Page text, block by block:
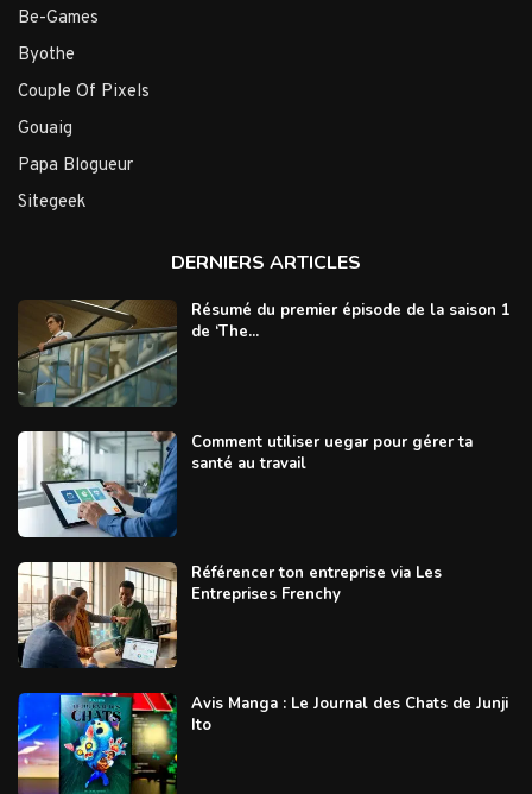
Be-Games
Byothe
Couple Of Pixels
Gouaig
Papa Blogueur
Sitegeek
DERNIERS ARTICLES
Résumé du premier épisode de la saison 1
de ‘The...
Comment utiliser uegar pour gérer ta
santé au travail
Référencer ton entreprise via Les
Entreprises Frenchy
Avis Manga : Le Journal des Chats de Junji
Ito